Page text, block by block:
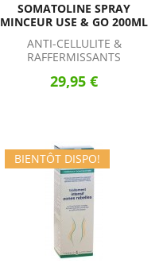
SOMATOLINE SPRAY
MINCEUR USE & GO 200ML
ANTI-CELLULITE &
RAFFERMISSANTS
29,95 €
BIENTÔT DISPO!